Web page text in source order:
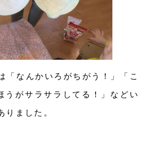
「なんかいろがちがう！」「こ
うがサラサラしてる！」などい
りました。